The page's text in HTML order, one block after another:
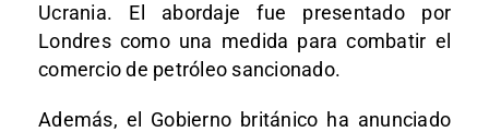
Ucrania. El abordaje fue presentado por
Londres como una medida para combatir el
comercio de petróleo sancionado.
Además, el Gobierno británico ha anunciado